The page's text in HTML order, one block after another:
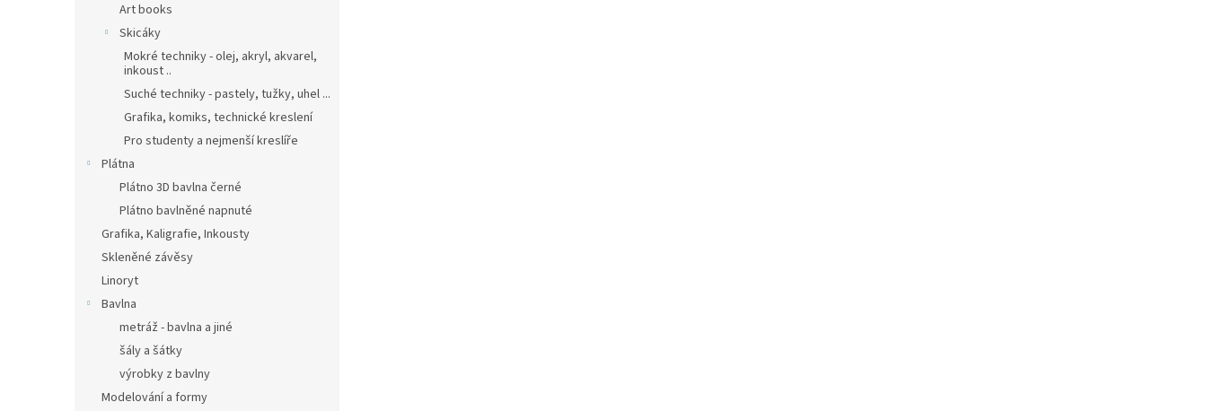
Art books
Skicáky
Mokré techniky - olej, akryl, akvarel,
inkoust ..
Suché techniky - pastely, tužky, uhel ...
Grafika, komiks, technické kreslení
Pro studenty a nejmenší kreslíře
Plátna
Plátno 3D bavlna černé
Plátno bavlněné napnuté
Grafika, Kaligrafie, Inkousty
Skleněné závěsy
Linoryt
Bavlna
metráž - bavlna a jiné
šály a šátky
výrobky z bavlny
Modelování a formy